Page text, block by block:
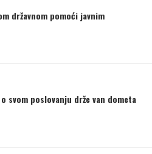
državnom pomoći javnim
svom poslovanju drže van dometa